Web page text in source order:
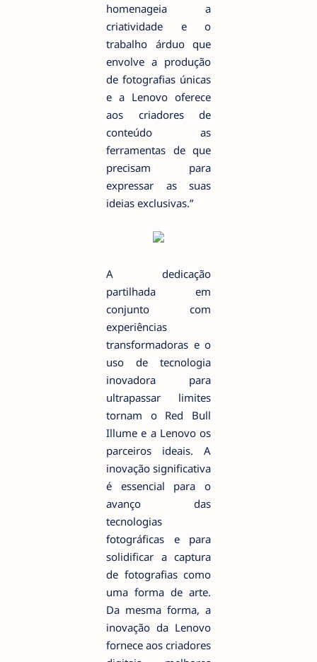
homenageia a
criatividade e o
trabalho árduo que
envolve a produção
de fotografias únicas
e a Lenovo oferece
aos criadores de
conteúdo as
ferramentas de que
precisam para
expressar as suas
ideias exclusivas.”
A dedicação
partilhada em
conjunto com
experiências
transformadoras e o
uso de tecnologia
inovadora para
ultrapassar limites
tornam o Red Bull
Illume e a Lenovo os
parceiros ideais. A
inovação significativa
é essencial para o
avanço das
tecnologias
fotográficas e para
solidificar a captura
de fotografias como
uma forma de arte.
Da mesma forma, a
inovação da Lenovo
fornece aos criadores